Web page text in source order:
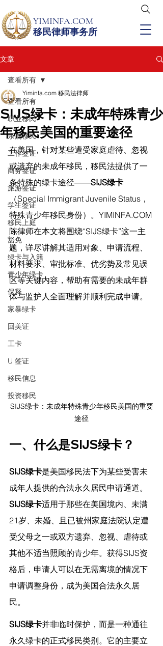
YIMINFA.COM
移民律师事务所
文章
查看所有
职业移民
亲属移民
工作签证
商务签证
旅游签证
学生签证
移民上庭
豁免
绿卡与入籍
青少年绿卡
保释
家暴绿卡
回美证
工卡
U 签证
移民信息
投资移民
查看所有
SIJS绿卡：未成年特殊青少
年移民美国的重要途径
Yiminfa.com 移民法律师
在美国，针对某些遭受家庭虐待、忽视
或遗弃的未成年移民，移民法提供了一
条特殊的绿卡途径——SIJS绿卡
（Special Immigrant Juvenile Status，
特殊青少年移民身份）。 YIMINFA.COM
陈律师在本文将围绕“SIJS绿卡”这一主
题，详尽讲解其适用对象、申请流程、
材料要求、审批标准、优劣势及常见误
区等关键内容，帮助有需要的未成年群
体与监护人全面理解并顺利完成申请。
SIJS绿卡：未成年特殊青少年移民美国的重要
途径
一、什么是SIJS绿卡？
SIJS绿卡是美国移民法下为某些受害未
成年人提供的合法永久居民申请通道。
SIJS绿卡适用于那些在美国境内、未满
21岁、未婚、且已被州家庭法院认定遭
受父母之一或双方遗弃、忽视、虐待或
其他不适当照顾的青少年。获得SIJS资
格后，申请人可以在无需离境的情况下
申请调整身份，成为美国合法永久居
民。
SIJS绿卡并非临时保护，而是一种通往
永久绿卡的正式移民类别。它的主要立